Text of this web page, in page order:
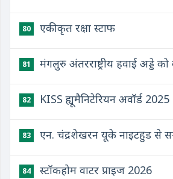
80 एकीकृत रक्षा स्टाफ
81 मंगलुरु अंतरराष्ट्रीय हवाई अड्डे
82 KISS ह्यूमैनिटेरियन अवॉर्ड 2025
83 एन. चंद्रशेखरन यूके नाइटहुड से
84 स्टॉकहोम वाटर प्राइज 2026